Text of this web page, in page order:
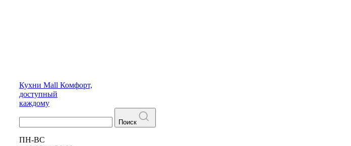
Кухни Mall Комфорт,
доступный
каждому
Поиск
ПН-ВС